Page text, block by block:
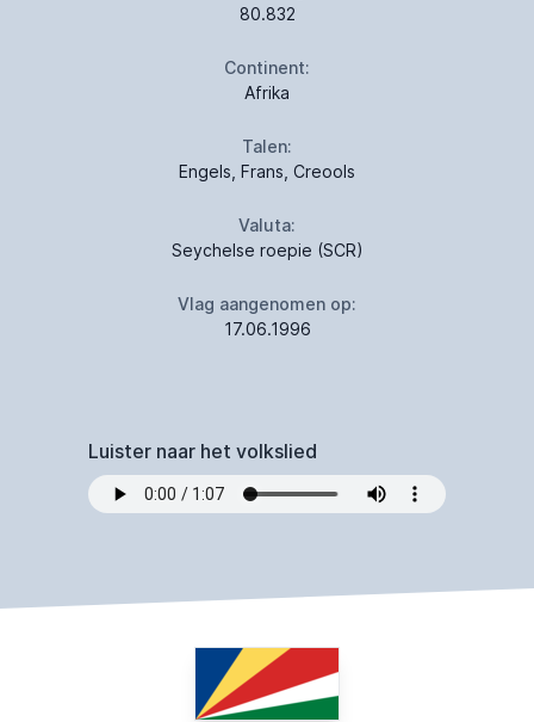
80.832
Continent:
Afrika
Talen:
Engels, Frans, Creools
Valuta:
Seychelse roepie (SCR)
Vlag aangenomen op:
17.06.1996
Luister naar het volkslied